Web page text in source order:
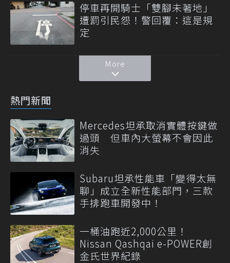
停車再開騎士「雙腳未著地」
遭罰引民怨！警回覆：這是規
定
More
熱門新聞
Mercedes坦承取消實體按鍵做
過頭 但車內大螢幕不會因此
消失
Subaru坦承性能車「變得太無
聊」成立全新性能部門，三款
手排跑車開發中！
一桶油跑近2,000公里！
Nissan Qashqai e-POWER創
金氏世界紀錄